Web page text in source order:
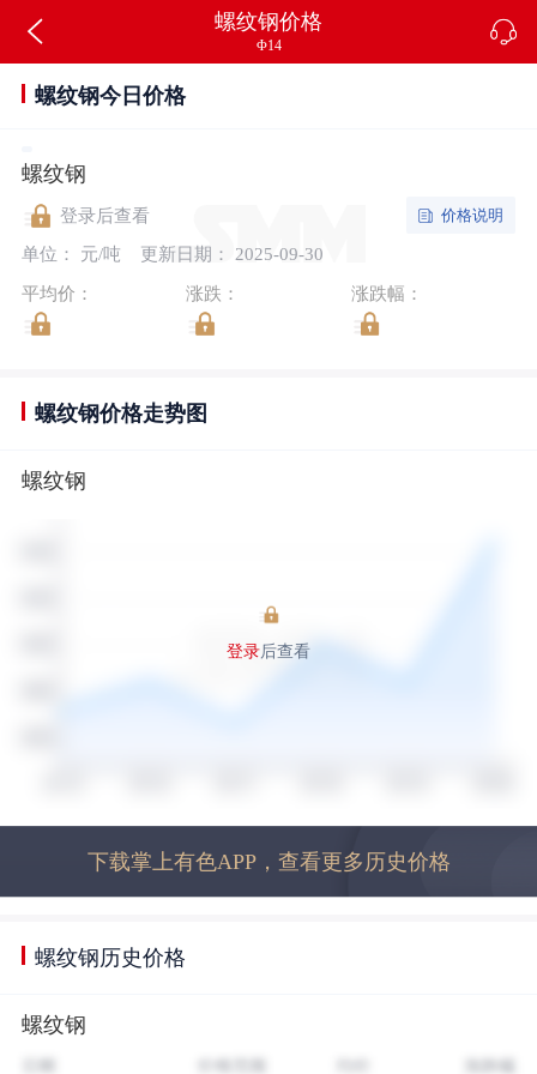
螺纹钢价格
Φ14
螺纹钢今日价格
螺纹钢
登录后查看
单位： 元/吨
更新日期： 2025-09-30
价格说明
平均价： 涨跌： 涨跌幅：
螺纹钢价格走势图
螺纹钢
登录后查看
下载掌上有色APP，查看更多历史价格
螺纹钢历史价格
螺纹钢